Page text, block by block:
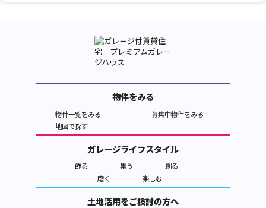
物件をみる
物件一覧をみる
募集中物件をみる
地図で探す
ガレージライフスタイル
飾る 集う
創る
磨く
楽しむ
土地活用をご検討の方へ